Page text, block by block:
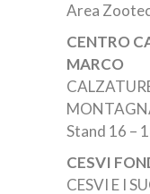
Area
CENTRO
MARCO
Stand 16 –
CESVI
CESVI E I